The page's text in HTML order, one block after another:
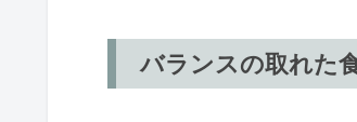
バランスの取れた